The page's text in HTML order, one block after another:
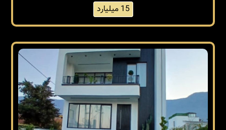
15 میلیارد